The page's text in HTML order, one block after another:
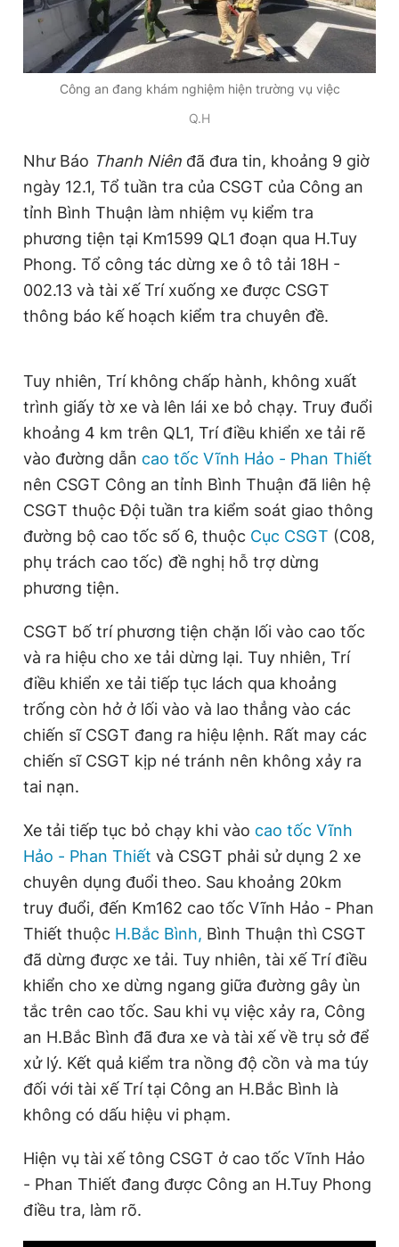
Phó tổng biên tập: Lâm Hiếu Dũng
Phó tổng biên tập: Trần Việt Hưng
Tổng thư ký tòa soạn: Đức Trung
Giấy phép xuất bản số 110/GP - BTTTT cấp ngày 24.3.2020
© 2003-2026 Bản quyền thuộc về Báo Thanh Niên. Cấm sao
chép dưới mọi hình thức nếu không có sự chấp thuận bằng văn
bản. Phát triển bởi ePi Technologies, JSC.
Công an đang khám nghiệm hiện trường vụ việc
Q.H
Như Báo Thanh Niên đã đưa tin, khoảng 9 giờ
ngày 12.1, Tổ tuần tra của CSGT của Công an
tỉnh Bình Thuận làm nhiệm vụ kiểm tra
phương tiện tại Km1599 QL1 đoạn qua H.Tuy
Phong. Tổ công tác dừng xe ô tô tải 18H -
002.13 và tài xế Trí xuống xe được CSGT
thông báo kế hoạch kiểm tra chuyên đề.
Tuy nhiên, Trí không chấp hành, không xuất
trình giấy tờ xe và lên lái xe bỏ chạy. Truy đuổi
khoảng 4 km trên QL1, Trí điều khiển xe tải rẽ
vào đường dẫn cao tốc Vĩnh Hảo - Phan Thiết
nên CSGT Công an tỉnh Bình Thuận đã liên hệ
CSGT thuộc Đội tuần tra kiểm soát giao thông
đường bộ cao tốc số 6, thuộc Cục CSGT (C08,
phụ trách cao tốc) đề nghị hỗ trợ dừng
phương tiện.
CSGT bố trí phương tiện chặn lối vào cao tốc
và ra hiệu cho xe tải dừng lại. Tuy nhiên, Trí
điều khiển xe tải tiếp tục lách qua khoảng
trống còn hở ở lối vào và lao thẳng vào các
chiến sĩ CSGT đang ra hiệu lệnh. Rất may các
chiến sĩ CSGT kịp né tránh nên không xảy ra
tai nạn.
Xe tải tiếp tục bỏ chạy khi vào cao tốc Vĩnh
Hảo - Phan Thiết và CSGT phải sử dụng 2 xe
chuyên dụng đuổi theo. Sau khoảng 20km
truy đuổi, đến Km162 cao tốc Vĩnh Hảo - Phan
Thiết thuộc H.Bắc Bình, Bình Thuận thì CSGT
đã dừng được xe tải. Tuy nhiên, tài xế Trí điều
khiển cho xe dừng ngang giữa đường gây ùn
tắc trên cao tốc. Sau khi vụ việc xảy ra, Công
an H.Bắc Bình đã đưa xe và tài xế về trụ sở để
xử lý. Kết quả kiểm tra nồng độ cồn và ma túy
đối với tài xế Trí tại Công an H.Bắc Bình là
không có dấu hiệu vi phạm.
Hiện vụ tài xế tông CSGT ở cao tốc Vĩnh Hảo
- Phan Thiết đang được Công an H.Tuy Phong
điều tra, làm rõ.